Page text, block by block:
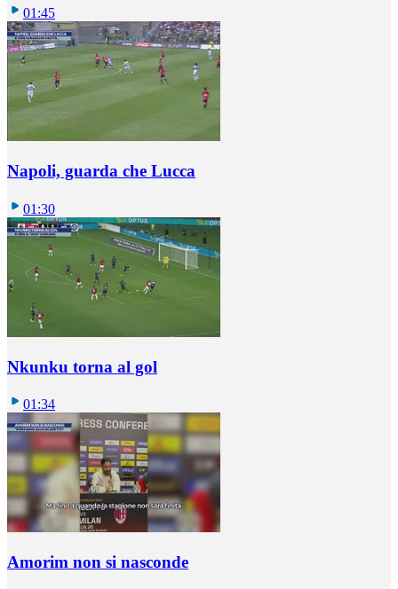
01:45
Napoli, guarda che Lucca
01:30
Nkunku torna al gol
01:34
Amorim non si nasconde